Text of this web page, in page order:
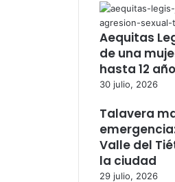
Aequitas
de una
hasta 12
30 julio, 2026
Talavera
Valle del
la ciudad
29 julio, 2026